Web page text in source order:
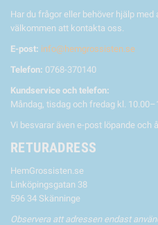
Har du frågor eller behöver hjälp
välkommen att kontakta oss.
E-post: info@hemgrossisten.se
Telefon: 0768-370140
Kundservice och telefon:
Måndag, tisdag och fredag kl.
Vi besvarar även e-post löpande och
RETURADRESS
HemGrossisten.se
Linköpingsgatan 38
596 34 Skänninge
Observera att adressen endast